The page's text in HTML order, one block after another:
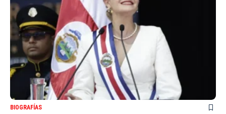
BIOGRAFÍAS